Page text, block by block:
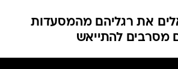
את רגליהם מהמסעדות
מסרבים להתייאש